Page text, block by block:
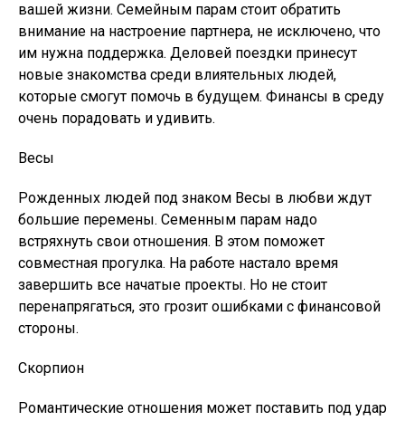
вашей жизни. Семейным парам стоит обратить
внимание на настроение партнера, не исключено, что
им нужна поддержка. Деловей поездки принесут
новые знакомства среди влиятельных людей,
которые смогут помочь в будущем. Финансы в среду
очень порадовать и удивить.
Весы
Рожденных людей под знаком Весы в любви ждут
большие перемены. Семенным парам надо
встряхнуть свои отношения. В этом поможет
совместная прогулка. На работе настало время
завершить все начатые проекты. Но не стоит
перенапрягаться, это грозит ошибками с финансовой
стороны.
Скорпион
Романтические отношения может поставить под удар